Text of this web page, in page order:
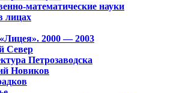
математические науки
лицах
2000 — 2003
Север
Петрозаводска
Новиков